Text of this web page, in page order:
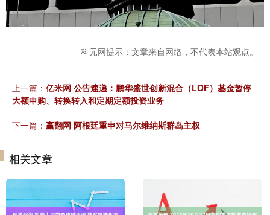
科元网提示：文章来自网络，不代表本站观点。
上一篇： 亿米网 公告速递：鹏华盛世创新混合（LOF）基金暂停
大额申购、转换转入和定期定额投资业务
下一篇： 赢翻网 阿根廷重申对马尔维纳斯群岛主权
相关文章